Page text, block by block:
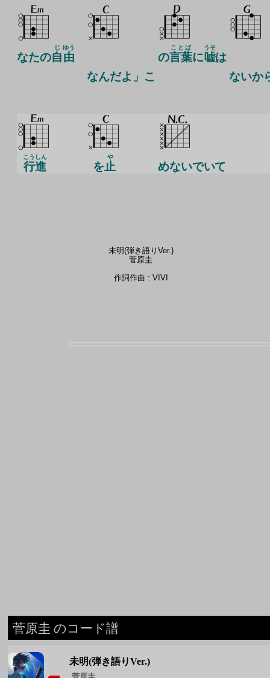
なたの自
じ
由
ゆう
なんだよ」 こ
の言葉
ことば
に嘘
うそ
は
ないか
行進
こうしん
を 止
や
めないでいて
未明(弾き語りVer.)
菅原圭
作詞作曲 : VIVI
熱帯夜
菅原圭
ビオトープ(織重 夕)